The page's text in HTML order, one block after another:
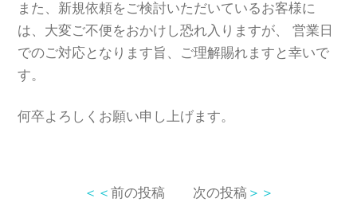
また、新規依頼をご検討いただいているお客様に
は、大変ご不便をおかけし恐れ入りますが、 営業日
でのご対応となります旨、ご理解賜れますと幸いで
す。
何卒よろしくお願い申し上げます。
＜＜ 前の投稿 次の投稿＞＞